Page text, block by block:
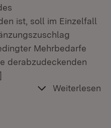
ist, soll im Einzelfall
Mehrbedarfe
derabzudeckenden
Weiterlesen